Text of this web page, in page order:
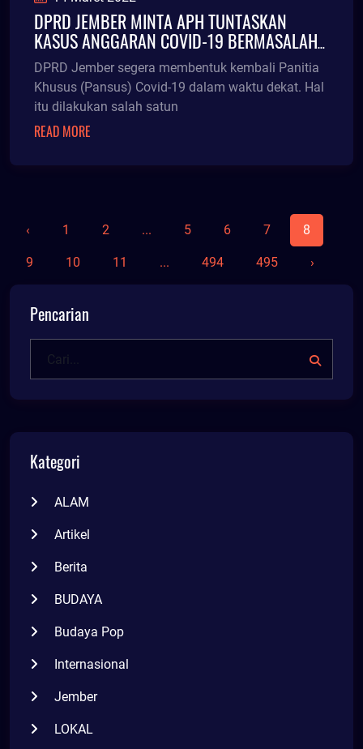
DPRD JEMBER MINTA APH TUNTASKAN
KASUS ANGGARAN COVID-19 BERMASALAH
DI ERA FAIDA
DPRD Jember segera membentuk kembali Panitia
Khusus (Pansus) Covid-19 dalam waktu dekat. Hal
itu dilakukan salah satun
READ MORE
‹ 1 2 ... 5 6 7 8
9 10 11 ... 494 495 ›
Pencarian
Kategori
ALAM
Artikel
Berita
BUDAYA
Budaya Pop
Internasional
Jember
LOKAL